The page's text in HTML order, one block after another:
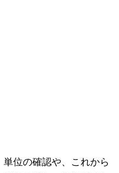
位の確認や、これから